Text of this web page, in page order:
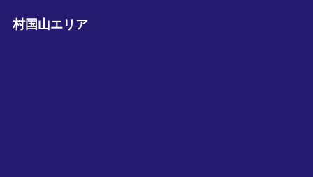
村国山エリア